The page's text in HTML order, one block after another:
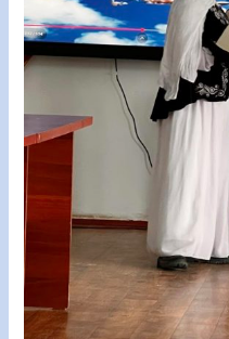
Мамлекеттик
туу
жана
калпак
күнүнө
карата
салтанаттуу
иш-
чара
өткөрүштү.